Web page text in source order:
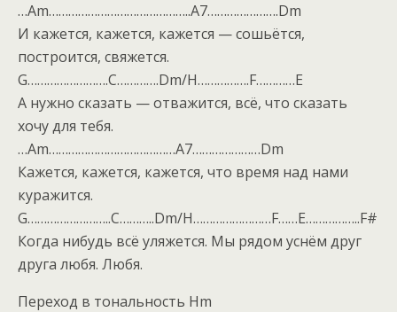
…Am……………………………………..A7………………….Dm
И кажется, кажется, кажется — сошьётся,
построится, свяжется.
G…………………….C………….Dm/H…………….F…………E
А нужно сказать — отважится, всё, что сказать
хочу для тебя.
…Am…………………………………A7…………………Dm
Кажется, кажется, кажется, что время над нами
куражится.
G……………………..C………..Dm/H……………………F……E……………..F#
Когда нибудь всё уляжется. Мы рядом уснём друг
друга любя. Любя.
Переход в тональность Hm